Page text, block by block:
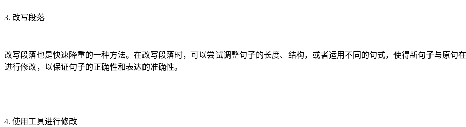
3. 改写段落
改写段落也是快速降重的一种方法。在改写段落时，可以尝试调整句子的长度、结构，或者运用不同的句式，使得新句子与原句
进行修改，以保证句子的正确性和表达的准确性。
4. 使用工具进行修改